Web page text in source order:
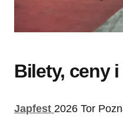
Bilety, ceny
Japfest 2026 Tor